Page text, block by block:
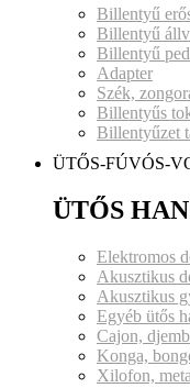
Billentyű
Billentyű
Billentyű
Adapter
Szék,
Billentyűs
Billentyűzet
ÜTŐS-FÚVÓS-
ÜTŐS
Elektromos
Akusztikus
Akusztikus
Egyéb ütős
Cajon,
Konga,
Xilofon,